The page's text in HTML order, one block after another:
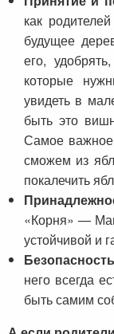
как
будущее
его,
которые
увидеть в
быть это
Самое
сможем из
покалечить
«Корня» —
устойчивой и
Безопасность
него всегда
быть самим